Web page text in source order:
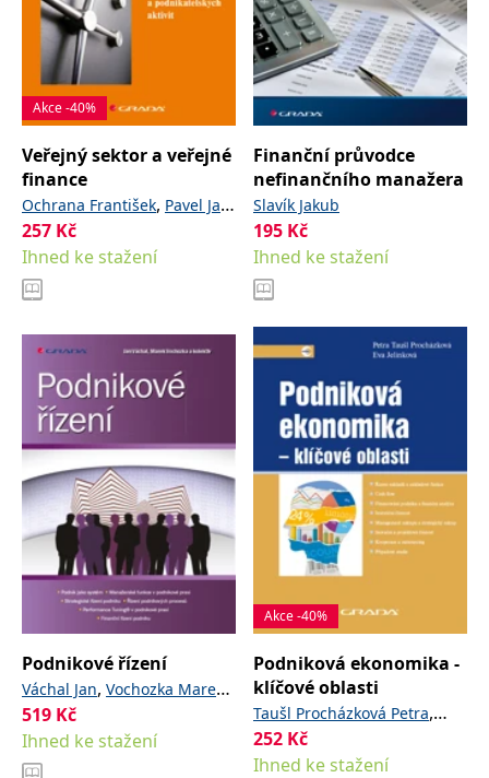
Akce -40%
Veřejný sektor a veřejné
finance
Ochrana František, Pavel Jan,
Vítek Leoš
257 Kč
Ihned ke stažení
Finanční průvodce
nefinančního manažera
Slavík Jakub
195 Kč
Ihned ke stažení
Podnikové řízení
Váchal Jan, Vochozka Marek,
a kolektiv
519 Kč
Ihned ke stažení
Akce -40%
Podniková ekonomika -
klíčové oblasti
Taušl Procházková Petra,
Jelínková Eva
252 Kč
Ihned ke stažení